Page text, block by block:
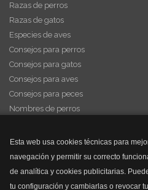
Esta web usa cookies técnicas para
navegación y permitir su correcto
de analítica y cookies publicitarias.
tu configuración y cambiarlas o revocar
Razas de perros
Razas de gatos
Especies de aves
Consejos para perros
Consejos para gatos
Consejos para aves
Consejos para peces
Nombres de perros
y mucho más...